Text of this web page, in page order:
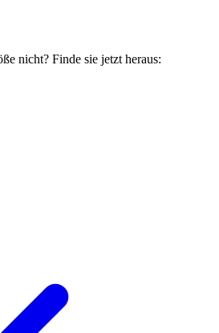
nicht? Finde sie jetzt heraus: